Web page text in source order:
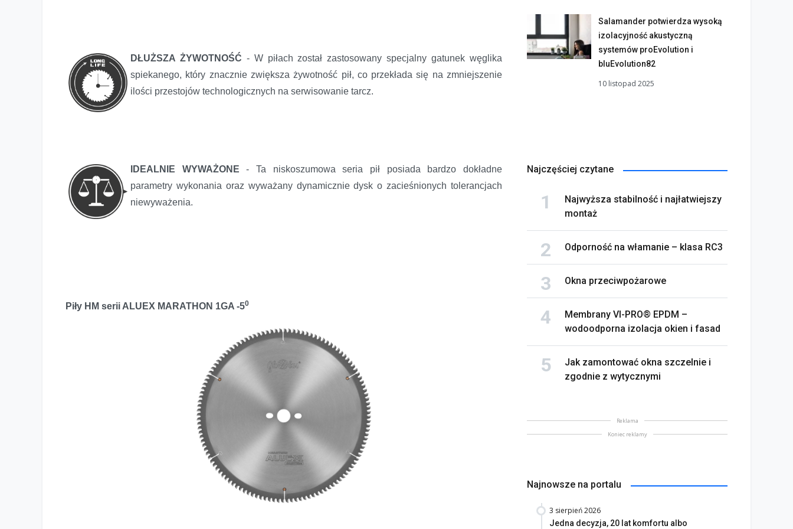
DŁUŻSZA ŻYWOTNOŚĆ - W piłach został zastosowany specjalny gatunek węglika
spiekanego, który znacznie zwiększa żywotność pił, co przekłada się na zmniejszenie
ilości przestojów technologicznych na serwisowanie tarcz.
IDEALNIE WYWAŻONE- Ta niskoszumowa seria pił posiada bardzo dokładne
parametry wykonania oraz wyważany dynamicznie dysk o zacieśnionych tolerancjach
niewyważenia.
Piły HM serii ALUEX MARATHON 1GA -50
Salamander potwierdza wysoką
izolacyjność akustyczną
systemów proEvolution i
bluEvolution82
10 listopad 2025
Najczęściej czytane
Najwyższa stabilność i najłatwiejszy
montaż
Odporność na włamanie – klasa RC3
Okna przeciwpożarowe
Membrany VI-PRO® EPDM –
wodoodporna izolacja okien i fasad
Jak zamontować okna szczelnie i
zgodnie z wytycznymi
Reklama
Koniec reklamy
Najnowsze na portalu
3 sierpień 2026
Jedna decyzja, 20 lat komfortu albo